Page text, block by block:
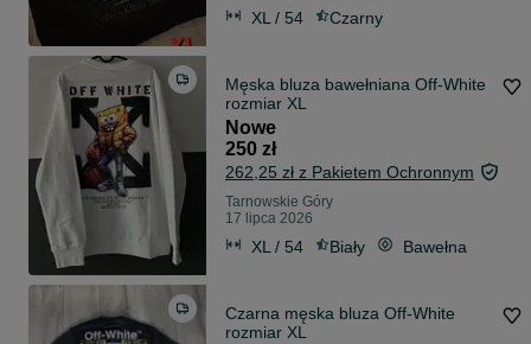
XL / 54 Czarny
Męska bluza bawełniana Off-White
rozmiar XL
Nowe
250 zł
262,25 zł z Pakietem Ochronnym
Tarnowskie Góry
17 lipca 2026
XL / 54 Biały Bawełna
Czarna męska bluza Off-White
rozmiar XL